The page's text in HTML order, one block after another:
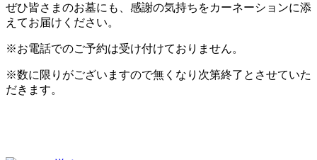
ぜひ皆さまのお墓にも、感謝の気持ちをカーネーションに添
えてお届けください。
※お電話でのご予約は受け付けておりません。
※数に限りがございますので無くなり次第終了とさせていた
だきます。